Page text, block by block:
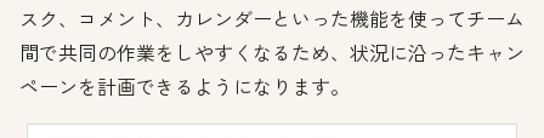
スク、コメント、カレンダーといった機能を使ってチーム
間で共同の作業をしやすくなるため、状況に沿ったキャン
ペーンを計画できるようになります。